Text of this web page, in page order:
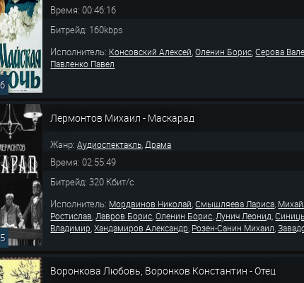
6
Время: 00:46:16
Битрейд: 160kbps
Исполнитель: Консовский Алексей,Оленин Борис,Серова
Павленко Павел
5
Лермонтов Михаил - Маскарад
Жанр:Аудиоспектакль,Драма
Время: 02:55:49
Битрейд: 320 Кбит/с
Исполнитель: Мордвинов Николай,Смышляева Лариса,
Ростислав,Лавров Борис,Оленин Борис,Лунич Леонид,
Владимир,Хандамиров Александр, Розен-Санин Михаил,
Воронкова Любовь, Воронков Константин - Отец